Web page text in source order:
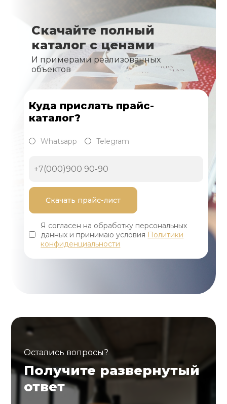
Скачайте полный
каталог с ценами
И примерами реализованных
объектов
Куда прислать прайс-
каталог?
Whatsapp Telegram
Я согласен на обработку персональных
данных и принимаю условия Политики
конфиденциальности
Остались вопросы?
Получите развернутый
ответ